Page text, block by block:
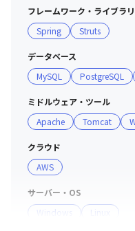
フレームワーク・ライブラリ
Spring
Struts
データベース
MySQL
PostgreSQL
ミドルウェア・ツール
Apache
Tomcat
クラウド
AWS
サーバー・OS
Windows
Linux